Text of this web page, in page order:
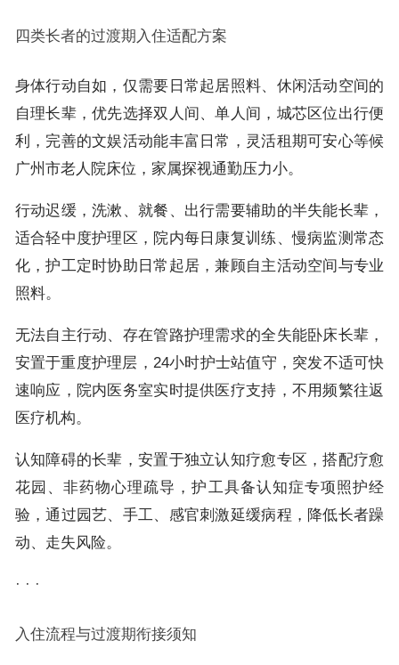
四类长者的过渡期入住适配方案
身体行动自如，仅需要日常起居照料、休闲活动空间的
自理长辈，优先选择双人间、单人间，城芯区位出行便
利，完善的文娱活动能丰富日常，灵活租期可安心等候
广州市老人院床位，家属探视通勤压力小。
行动迟缓，洗漱、就餐、出行需要辅助的半失能长辈，
适合轻中度护理区，院内每日康复训练、慢病监测常态
化，护工定时协助日常起居，兼顾自主活动空间与专业
照料。
无法自主行动、存在管路护理需求的全失能卧床长辈，
安置于重度护理层，24小时护士站值守，突发不适可快
速响应，院内医务室实时提供医疗支持，不用频繁往返
医疗机构。
认知障碍的长辈，安置于独立认知疗愈专区，搭配疗愈
花园、非药物心理疏导，护工具备认知症专项照护经
验，通过园艺、手工、感官刺激延缓病程，降低长者躁
动、走失风险。
· · ·
入住流程与过渡期衔接须知